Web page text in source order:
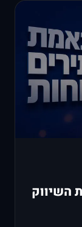
השיווק